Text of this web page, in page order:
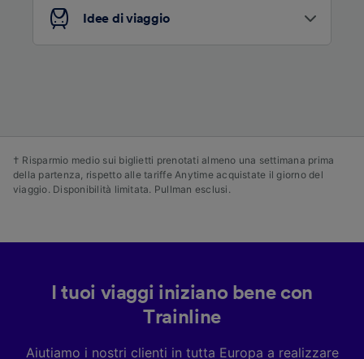
Idee di viaggio
† Risparmio medio sui biglietti prenotati almeno una settimana prima
della partenza, rispetto alle tariffe Anytime acquistate il giorno del
viaggio. Disponibilità limitata. Pullman esclusi.
I tuoi viaggi iniziano bene con
Trainline
Aiutiamo i nostri clienti in tutta Europa a realizzare
pubblico, sviluppo di servizi.
Elenco dei partner (fornitori)